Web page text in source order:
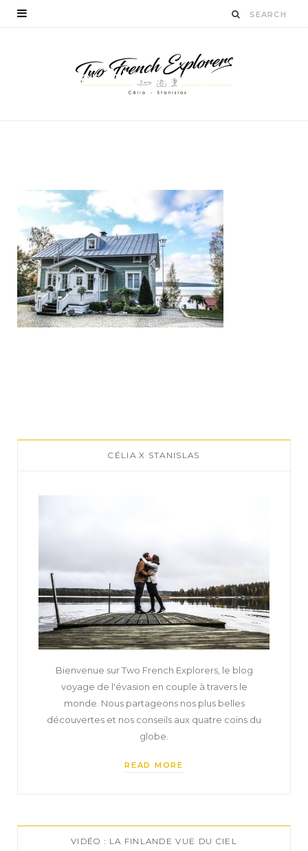
visiter-lahti-voyage-en-
CÉLIA X STANISLAS
Bienvenue sur Two French Explorers, le blog
voyage de l'évasion en couple à travers le
monde. Nous partageons nos plus belles
découvertes et nos conseils aux quatre coins du
globe.
READ MORE
VIDÉO : LA FINLANDE VUE DU CIEL